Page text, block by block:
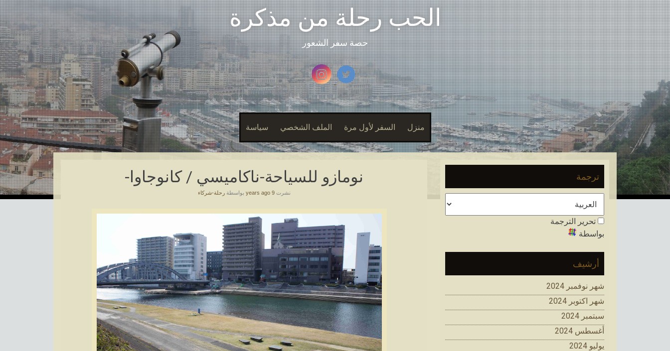
الحب رحلة من مذكرة
حصة سفر الشعور
منزل السفر لأول مرة الملف الشخصي سياسة
نومازو للسياحة-ناكاميسي / كانوجاوا-
نشرت9 years ago بواسطةرحلة-شركاء
ترجمة
تحرير الترجمة
بواسطة
أرشيف
شهر نوفمبر 2024
شهر اكتوبر 2024
سبتمبر 2024
أغسطس 2024
يوليو 2024